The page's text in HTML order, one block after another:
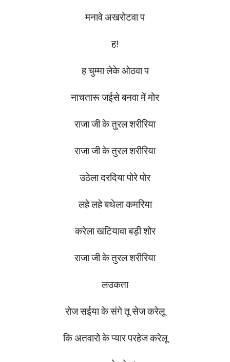
मनावेअखरोटवाप
ह!
हचुम्मालेके ओठवाप
नाचतारूजईसेबनवामेंमोर
राजाजीकेतुरलशरीरिया
राजाजीकेतुरलशरीरिया
उठेलादरदियापोरेपोर
लहेलहेबथेलाकमरिया
करेलाखटियावाबड़ीशोर
राजाजीकेतुरलशरीरिया
लउकता
रोजसईयाकेसंगेतूसेजकरेलू
कि अतवारोकेप्यारपरहेजकरेलू